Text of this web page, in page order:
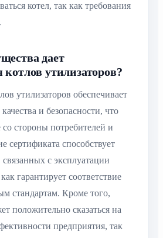
котел, так как требования
дает
утилизаторов?
утилизаторов обеспечивает
и безопасности, что
стороны потребителей и
сертификата способствует
с эксплуатации
гарантирует соответствие
стандартам. Кроме того,
положительно сказаться на
предприятия, так